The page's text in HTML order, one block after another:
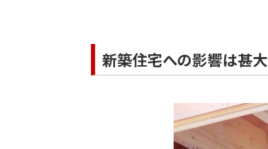
新築住宅への影響は甚大